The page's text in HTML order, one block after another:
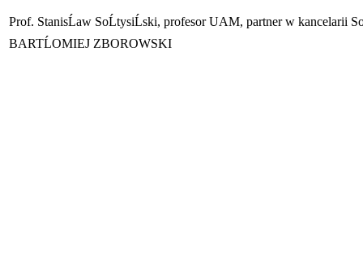
Prof. StanisĹaw SoĹtysiĹski, profesor UAM, partner w kancelarii
BARTĹOMIEJ ZBOROWSKI